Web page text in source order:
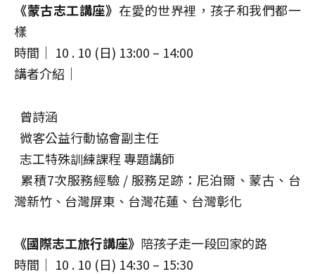
《蒙古志工講座》 在愛的世界裡，孩子和我們都一
樣
時間｜ 10 . 10 (日) 13:00 – 14:00
講者介紹｜
曾詩涵
微客公益行動協會副主任
志工特殊訓練課程 專題講師
累積7次服務經驗 / 服務足跡：尼泊爾、蒙古、台
灣新竹、台灣屏東、台灣花蓮、台灣彰化
《國際志工旅行講座》 陪孩子走一段回家的路
時間｜ 10 . 10 (日) 14:30 – 15:30